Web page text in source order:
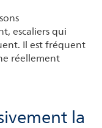
escaliers qui
Il est fréquent
réellement
la